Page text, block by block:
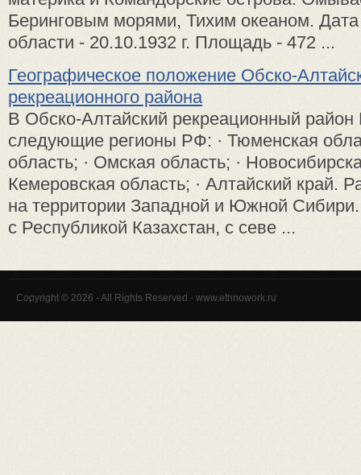
Беринговым морями, Тихим океаном.
области - 20.10.1932 г. Площадь - 472 ...
Географическое положение Обско-
рекреационного района
В Обско-Алтайский рекреационный
следующие регионы РФ: · Тюменская
область; · Омская область; ·
Кемеровская область; · Алтайский край.
на территории Западной и Южной Сибири.
с Республикой Казахстан, с севе ...
Copyright © 2026 - All Rights Reserved - www.ethnowork.ru